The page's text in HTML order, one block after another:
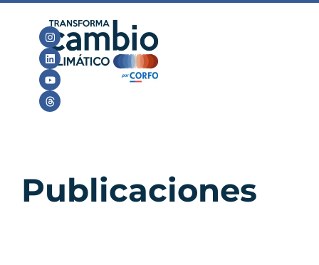
Publicaciones